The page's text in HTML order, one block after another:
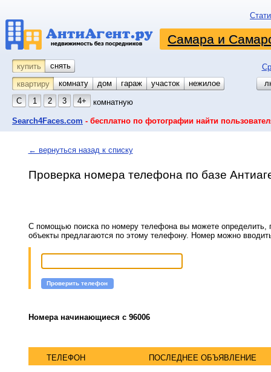
Самара и
купить снять
квартиру
комнату койко-место
дом гараж участок
нежилое
С
1 2 3 4+ комнатную
Search4Faces.com - бесплатно по фотографии найти
← вернуться назад к списку
Проверка номера телефона по базе
С помощью поиска по номеру телефона вы можете определить,
объекты предлагаются по этому телефону. Номер можно
Проверить телефон
Номера начинающиеся с 96006
ТЕЛЕФОН ПОСЛЕДНЕЕ ОБЪЯВЛЕНИЕ